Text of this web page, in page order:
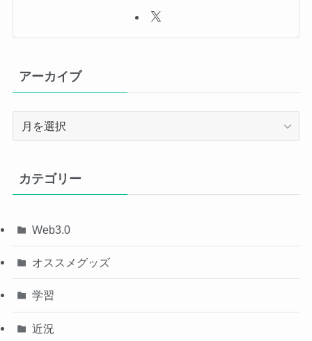
アーカイブ
ブ
カテゴリー
Web3.0
オススメグッズ
学習
近況